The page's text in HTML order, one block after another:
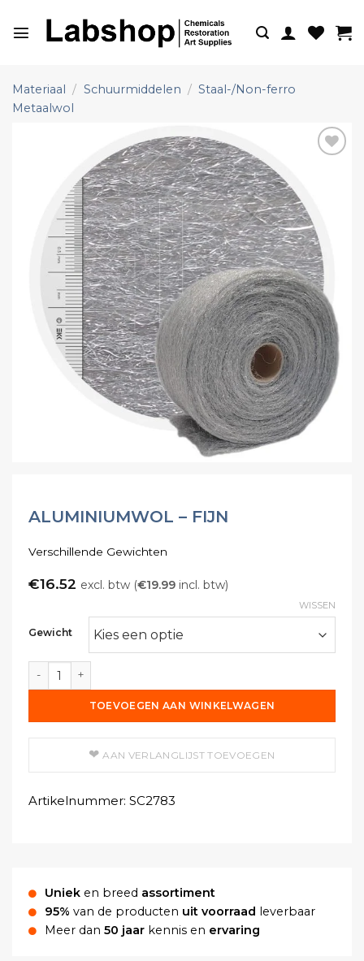
naar
Materiaal / Schuurmiddelen / Staal-/Non-ferro
Metaalwol
ALUMINIUMWOL – FIJN
Verschillende Gewichten
€16.52 excl. btw (€19.99 incl. btw)
Gewicht
WISSEN
Aluminiumwol - Fijn aantal
TOEVOEGEN AAN WINKELWAGEN
AAN VERLANGLIJST TOEVOEGEN
Artikelnummer: SC2783
Uniek en breed assortiment
95% van de producten uit voorraad
leverbaar
Meer dan 50 jaar kennis en ervaring